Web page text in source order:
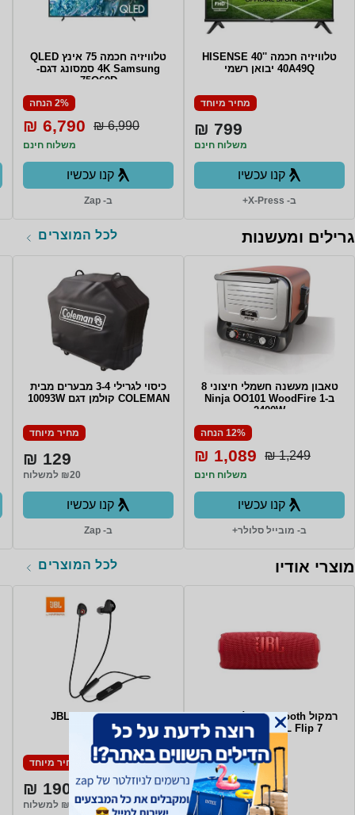
טלוויזיה חכמה ''40 HISENSE
40A49Q יבואן רשמי
מחיר מיוחד
799 ₪
משלוח חינם
קנו עכשיו
ב- X-Press+
טלוויזיה חכמה 75 אינץ QLED
4K Samsung סמסונג דגם-
75Q60D
2% הנחה
6,990 ₪
6,790 ₪
משלוח חינם
קנו עכשיו
ב- Zap
גרילים ומעשנות לכל המוצרים
טאבון מעשנה חשמלי חיצוני 8
ב-1 Ninja OO101 WoodFire
2400W
12% הנחה
1,249 ₪
1,089 ₪
משלוח חינם
קנו עכשיו
ב- מובייל סלולר+
כיסוי לגרילי 3-4 מבערים מבית
COLEMAN קולמן דגם 10093W
מחיר מיוחד
129 ₪
₪20 למשלוח
קנו עכשיו
ב- Zap
מוצרי אודיו לכל המוצרים
רמקול Bluetooth אלחוטי נייד
JBL Flip 7 - צבע אדום
מחיר מיוחד
359 ₪
משלוח חינם
אוזניות JBL C125BT
מחיר מיוחד
190 ₪
₪20 למשלוח